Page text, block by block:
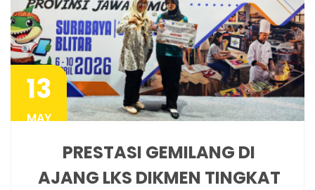
13
MAY
PRESTASI GEMILANG DI
AJANG LKS DIKMEN TINGKAT